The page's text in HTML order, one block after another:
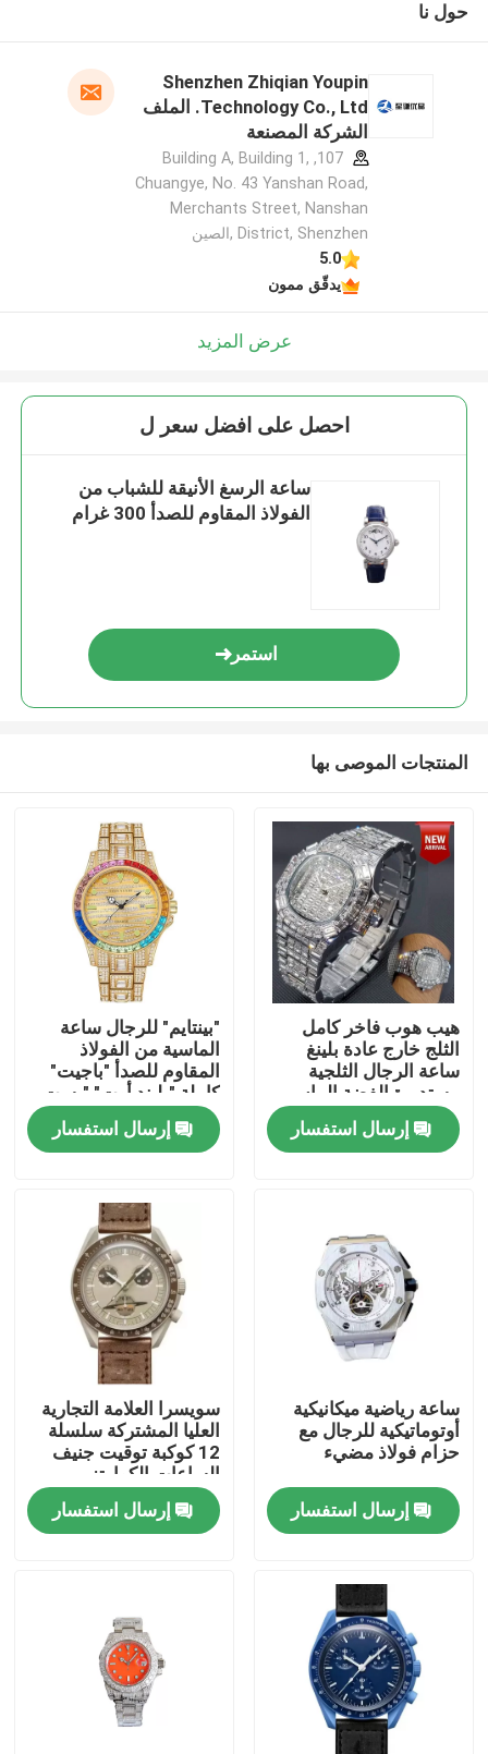
المنزل
فيديوهات
جولة في المصنع
مراقبة الجودة
اتصل بنا
اطلب اقتباس
ساعة معصم ميكانيكية
ساعة يد كوارتز للرجال
حول نا
Shenzhen Zhiqian Youpin
Technology Co., Ltd. الملف
الشركة المصنعة
107, Building A, Building 1,
Chuangye, No. 43 Yanshan Road,
Merchants Street, Nanshan
District, Shenzhen ,الصين
5.0
يدقّق ممون
عرض المزيد
احصل على افضل سعر ل
ساعة الرسغ الأنيقة للشباب من
الفولاذ المقاوم للصدأ 300 غرام
استمر
المنتجات الموصى بها
هيب هوب فاخر كامل
الثلج خارج عادة بلينغ
ساعة الرجال الثلجية
مستديرة الفضة الماس
إرسال استفسار
"بينتايم" للرجال ساعة
الماسية من الفولاذ
المقاوم للصدأ "باجيت"
كاملة "بليند أوت" "بست
أون" "جوائز ثلجية" "هيب
هوب" إرسال استفسار
ساعة رياضية ميكانيكية
أوتوماتيكية للرجال مع
حزام فولاذ مضيء
إرسال استفسار
سويسرا العلامة التجارية
العليا المشتركة سلسلة
12 كوكبة توقيت جنيف
الساعات الكوارتز
إرسال استفسار